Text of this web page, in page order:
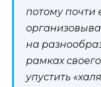
потому почти
на
рамках
упустить